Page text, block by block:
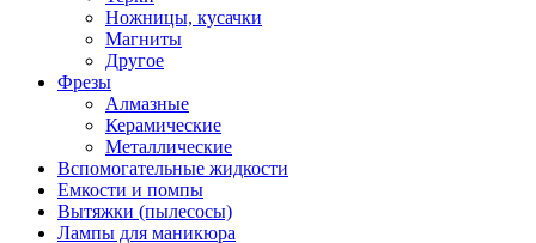
Ножницы, кусачки
Магниты
Другое
Фрезы
Алмазные
Керамические
Металлические
Вспомогательные жидкости
Емкости и помпы
Вытяжки (пылесосы)
Лампы для маникюра